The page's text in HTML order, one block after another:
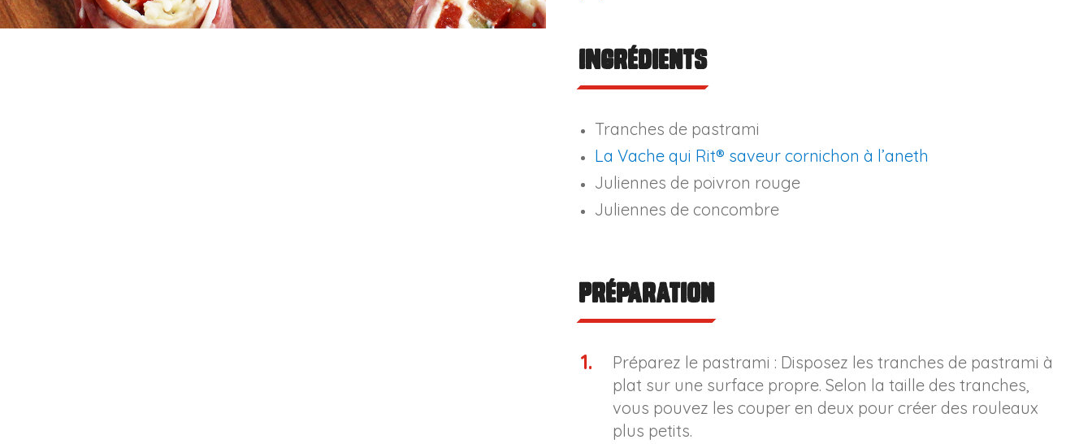
Ingrédients
Tranches de pastrami
La Vache qui Rit® saveur cornichon à l’aneth
Juliennes de poivron rouge
Juliennes de concombre
Préparation
Préparez le pastrami : Disposez les tranches de pastrami à
plat sur une surface propre. Selon la taille des tranches,
vous pouvez les couper en deux pour créer des rouleaux
plus petits.